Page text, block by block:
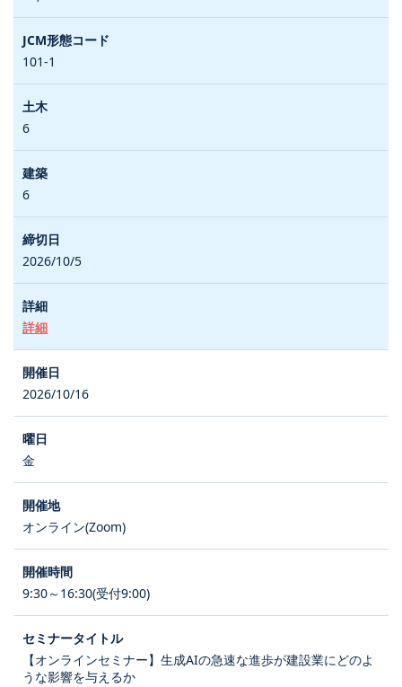
101-1
6
6
2026/10/5
詳細
2026/10/16
金
オンライン(Zoom)
9:30～16:30(受付9:00)
【オンラインセミナー】生成AIの急速な進歩が建設業にどのよ
うな影響を与えるか